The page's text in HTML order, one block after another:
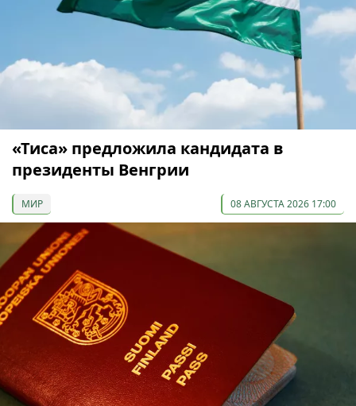
«Тиса» предложила кандидата в
президенты Венгрии
МИР 08 АВГУСТА 2026 17:00